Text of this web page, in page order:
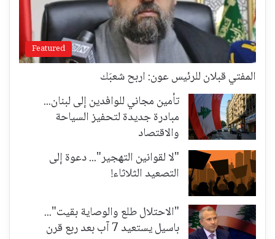
Featured
المفتي قبلان للرئيس عون: اربح شعبَك
تأمين مجاني للوافدين إلى لبنان...
مبادرة جديدة لتحفيز السياحة
والاقتصاد
"لا لقوانين التهجير"... دعوة إلى
التصعيد الثلاثاء!
"الاحتلال طلع والوصاية بقيت"...
باسيل يستعيد 7 آب بعد ربع قرن